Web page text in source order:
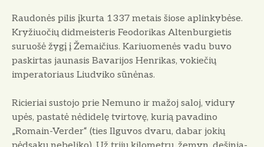
Raudonės pilis įkurta 1337 metais šiose aplinkybėse.
Kryžiuočių didmeisteris Feodorikas Altenburgietis
suruo­šė žygį į Žemaičius. Kariuomenės vadu buvo
paskirtas jaunasis Bavarijos Hen­rikas, vokiečių
imperatoriaus Liudviko sūnėnas.
Ricieriai sustojo prie Nemuno ir mažoj saloj, vidury
upės, pastatė nėdidelę tvirtovę, kurią pavadino
„Romain-Verder“ (ties Ilguvos dvaru, dabar jo­kių